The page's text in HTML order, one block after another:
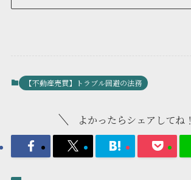
【不動産売買】トラブル回避の法務
よかったらシェアしてね！